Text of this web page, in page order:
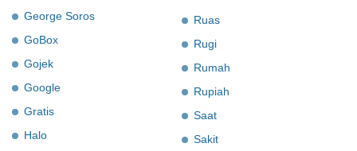
George Soros
GoBox
Gojek
Google
Gratis
Halo
Ruas
Rugi
Rumah
Rupiah
Saat
Sakit